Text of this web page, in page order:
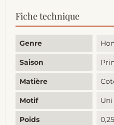
Fiche technique
Genre
Saison
Matière
Motif Uni
Poids